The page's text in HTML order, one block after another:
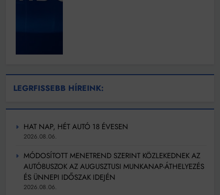
LEGRFISSEBB HÍREINK:
HAT NAP, HÉT AUTÓ 18 ÉVESEN
2026.08.06.
MÓDOSÍTOTT MENETREND SZERINT KÖZLEKEDNEK AZ
AUTÓBUSZOK AZ AUGUSZTUSI MUNKANAP-ÁTHELYEZÉS
ÉS ÜNNEPI IDŐSZAK IDEJÉN
2026.08.06.